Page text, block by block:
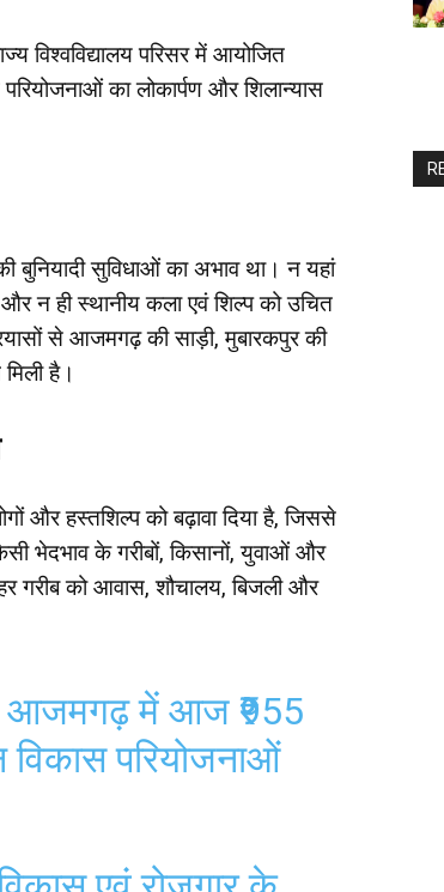
विश्वविद्यालय परिसर में आयोजित
का लोकार्पण और शिलान्यास
सुविधाओं का अभाव था। न यहां
और न ही स्थानीय कला एवं शिल्प को उचित
से आजमगढ़ की साड़ी, मुबारकपुर की
है।
और हस्तशिल्प को बढ़ावा दिया है, जिससे
भेदभाव के गरीबों, किसानों, युवाओं और
गरीब को आवास, शौचालय, बिजली और
आजमगढ़ में आज ₹955
परियोजनाओं